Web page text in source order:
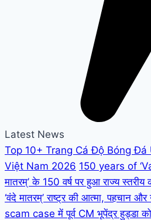
Latest News
Top 10+ Trang Cá Độ Bóng Đá
Việt Nam 2026 150 years of
मातरम्’ के 150 वर्ष पर हुआ राज्य
‘वंदे मातरम्’ राष्ट्र की आत्मा, पहचान और
scam case में पूर्व CM भूपेंद्र हुड्डा